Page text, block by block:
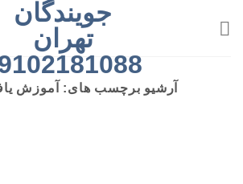
جویندگان
تهران
آرشیو برچسب های: آموزش